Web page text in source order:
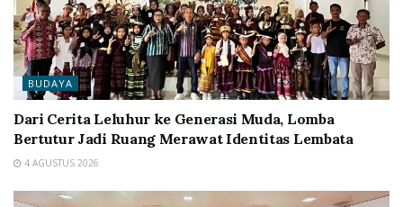
BUDAYA
Dari Cerita Leluhur ke Generasi Muda, Lomba
Bertutur Jadi Ruang Merawat Identitas Lembata
4 AGUSTUS 2026